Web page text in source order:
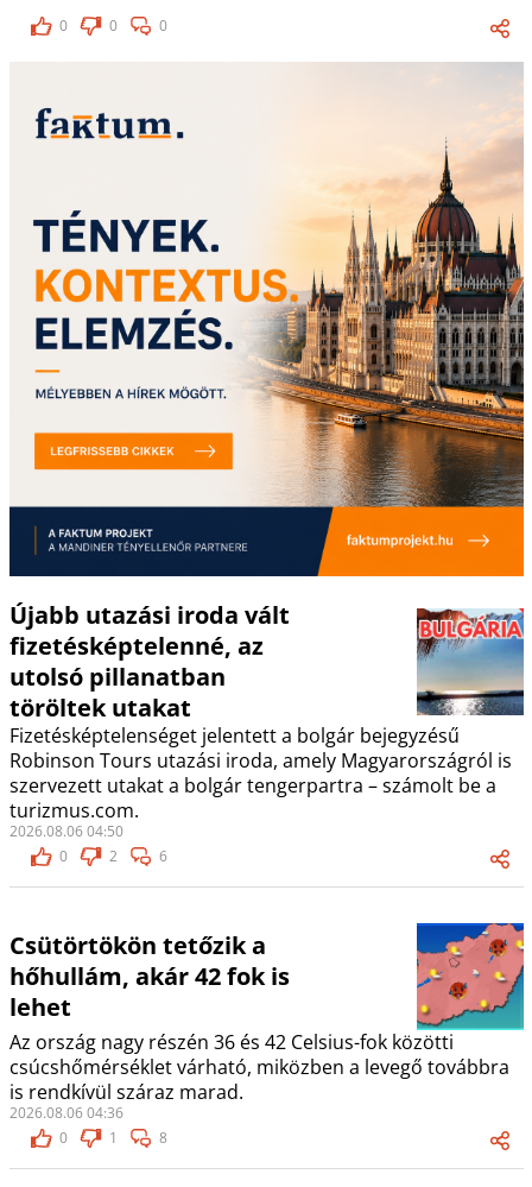
0
0 0
Újabb utazási iroda vált
fizetésképtelenné, az
utolsó pillanatban
töröltek utakat
Fizetésképtelenséget jelentett a bolgár bejegyzésű
Robinson Tours utazási iroda, amely Magyarországról is
szervezett utakat a bolgár tengerpartra – számolt be a
turizmus.com.
2026.08.06 04:50
0
2 6
Csütörtökön tetőzik a
hőhullám, akár 42 fok is
lehet
Az ország nagy részén 36 és 42 Celsius-fok közötti
csúcshőmérséklet várható, miközben a levegő továbbra
is rendkívül száraz marad.
2026.08.06 04:36
0
1 8